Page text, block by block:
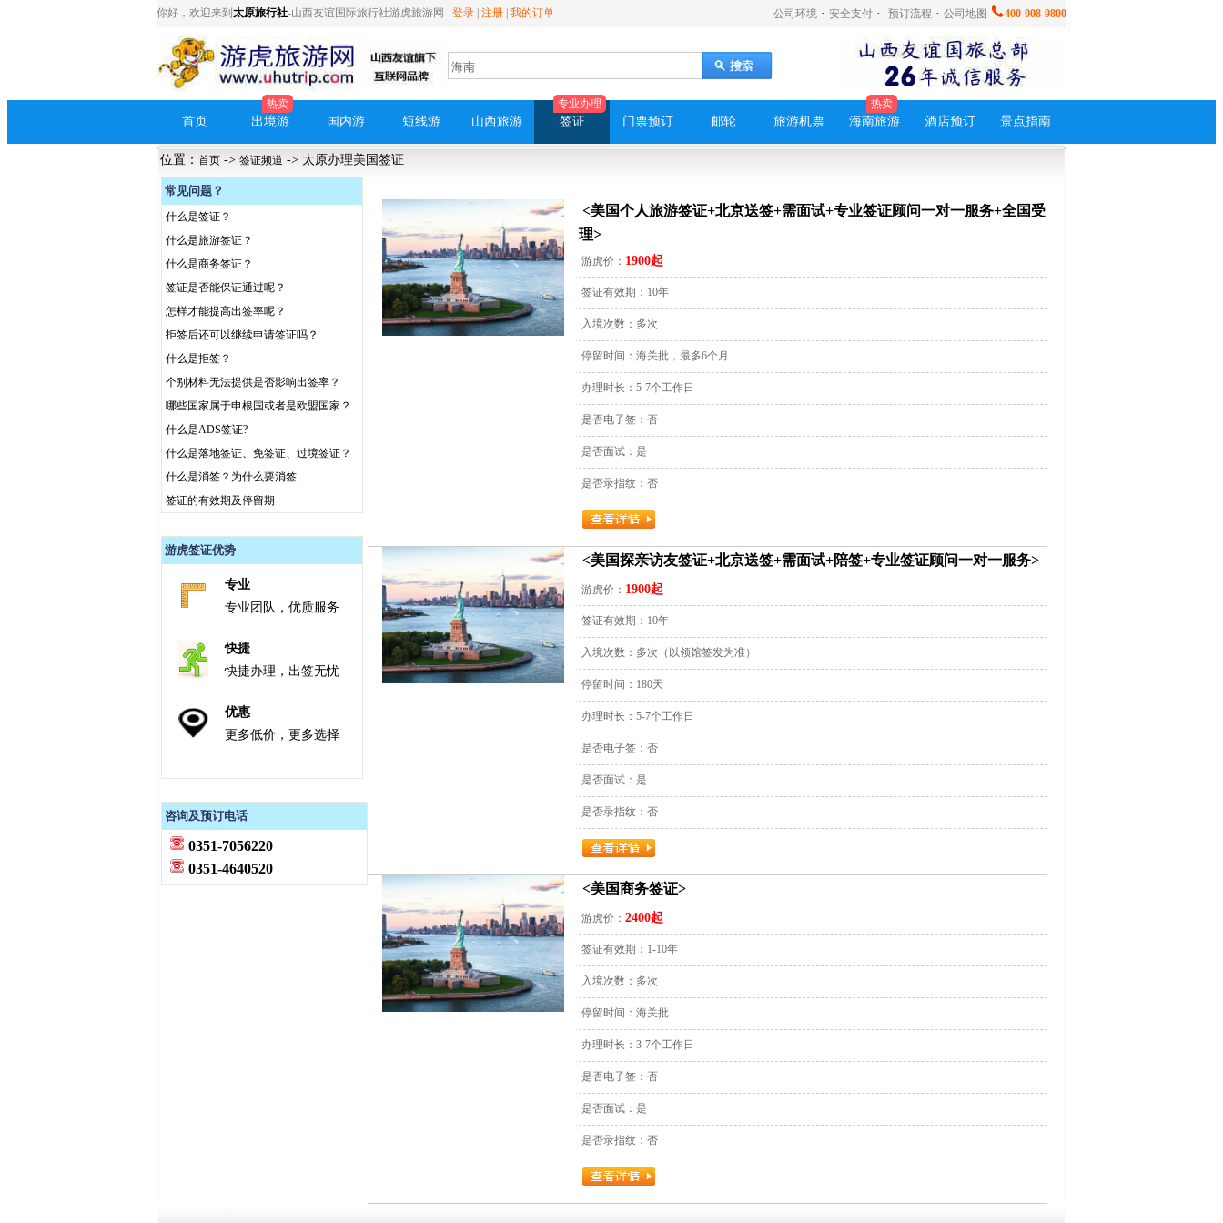
你好，欢迎来到 太原旅行社-山西友谊国际旅行社游虎旅游网 登录 注册 我的订单 公司环境 · 安全支付 · 预订流程 · 公司地图 400-008-9800
首页 出境游
热卖
国内游 短线游 山西旅游 签证
专业办理
门票预订 邮轮 旅游机票 海南旅游
热卖
酒店预订 景点指南
位置： 首页 -> 签证频道 -> 太原办理美国签证
常见问题？
什么是签证？
什么是旅游签证？
什么是商务签证？
签证是否能保证通过呢？
怎样才能提高出签率呢？
拒签后还可以继续申请签证吗？
什么是拒签？
个别材料无法提供是否影响出签率？
哪些国家属于申根国或者是欧盟国家？
什么是ADS签证?
什么是落地签证、免签证、过境签证？
什么是消签？为什么要消签
签证的有效期及停留期
游虎签证优势
专业
专业团队，优质服务
快捷
快捷办理，出签无忧
优惠
更多低价，更多选择
咨询及预订电话
0351-7056220
0351-4640520
<美国个人旅游签证+北京送签+需面试+专业签证顾问一对一服务+全国受
理>
游虎价： 1900起
签证有效期：10年
入境次数：多次
停留时间：海关批，最多6个月
办理时长：5-7个工作日
是否电子签：否
是否面试：是
是否录指纹：否
<美国探亲访友签证+北京送签+需面试+陪签+专业签证顾问一对一服务>
游虎价： 1900起
签证有效期：10年
入境次数：多次（以领馆签发为准）
停留时间：180天
办理时长：5-7个工作日
是否电子签：否
是否面试：是
是否录指纹：否
<美国商务签证>
游虎价： 2400起
签证有效期：1-10年
入境次数：多次
停留时间：海关批
办理时长：3-7个工作日
是否电子签：否
是否面试：是
是否录指纹：否